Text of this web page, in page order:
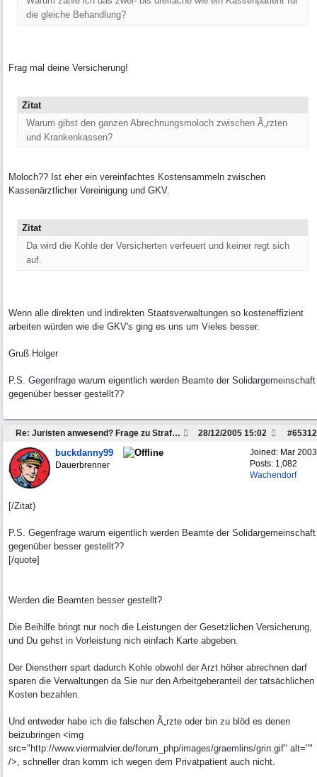
die gleiche Behandlung?
Frag mal deine Versicherung!
Zitat
Warum gibst den ganzen Abrechnungsmoloch zwischen Ã„rzten
und Krankenkassen?
Moloch?? Ist eher ein vereinfachtes Kostensammeln zwischen
Kassenärztlicher Vereinigung und GKV.
Zitat
Da wird die Kohle der Versicherten verfeuert und keiner regt sich
auf.
Wenn alle direkten und indirekten Staatsverwaltungen so kosteneffizient
arbeiten würden wie die GKV's ging es uns um Vieles besser.
Gruß Holger
P.S. Gegenfrage warum eigentlich werden Beamte der Solidargemeinschaft
gegenüber besser gestellt??
Re: Juristen anwesend? Frage zu Strafzettel #65312
28/12/2005 15:02
Joined: Mar 2003
Posts: 1,082
Wachendorf
buckdanny99
Dauerbrenner
[/Zitat)
P.S. Gegenfrage warum eigentlich werden Beamte der Solidargemeinschaft
gegenüber besser gestellt??
[/quote]
Werden die Beamten besser gestellt?
Die Beihilfe bringt nur noch die Leistungen der Gesetzlichen Versicherung,
und Du gehst in Vorleistung nich einfach Karte abgeben.
Der Dienstherr spart dadurch Kohle obwohl der Arzt höher abrechnen darf
sparen die Verwaltungen da Sie nur den Arbeitgeberanteil der tatsächlichen
Kosten bezahlen.
Und entweder habe ich die falschen Ã„rzte oder bin zu blöd es denen
beizubringen <img
src="http://www.viermalvier.de/forum_php/images/graemlins/grin.gif" alt=""
/>, schneller dran komm ich wegen dem Privatpatient auch nicht.